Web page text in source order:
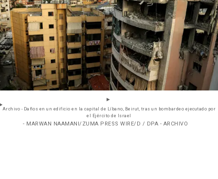
Archivo - Daños en un edificio en la capital de Líbano, Beirut, tras un bombardeo ejecutado por
el Ejército de Israel
- MARWAN NAAMANI/ZUMA PRESS WIRE/D / DPA - ARCHIVO